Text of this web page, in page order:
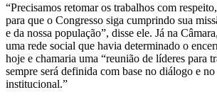
“Precisamos retomar os trabalhos com
para que o Congresso siga cumprindo sua
e da nossa população”, disse ele. Já na
uma rede social que havia determinado o
hoje e chamaria uma “reunião de líderes para
sempre será definida com base no diálogo e
institucional.”